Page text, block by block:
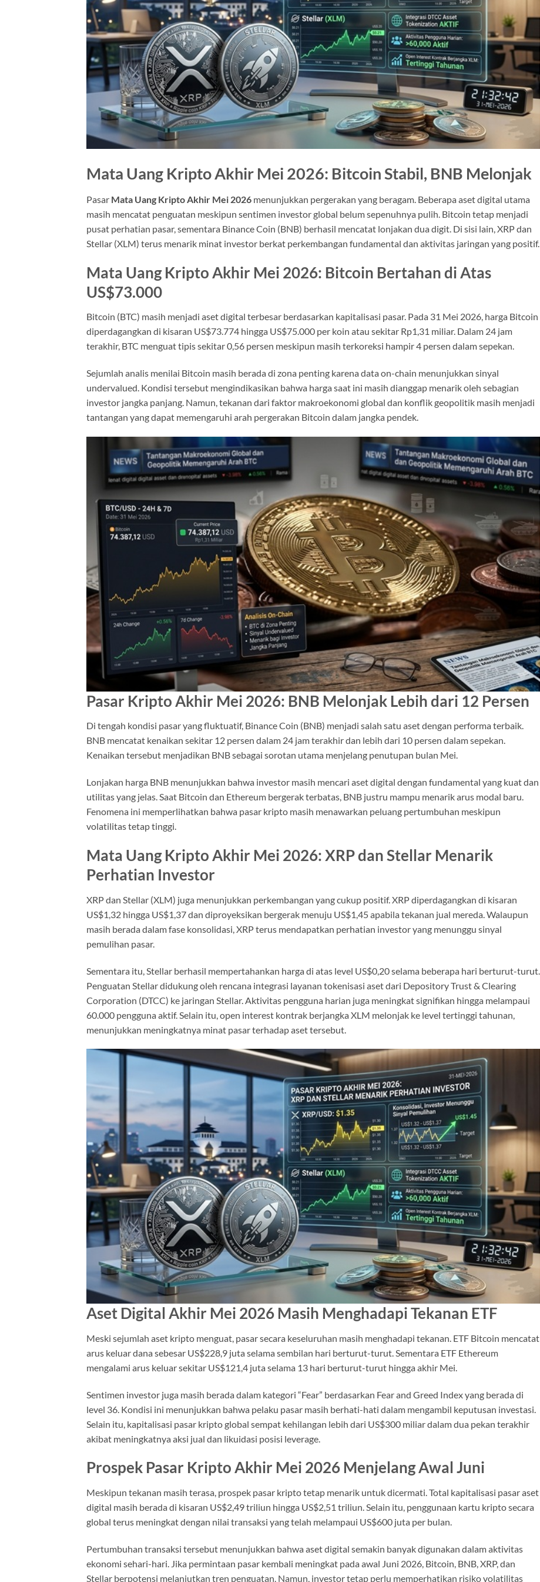
Mata Uang Kripto Akhir Mei 2026: Bitcoin Stabil, BNB Melonjak
Pasar Mata Uang Kripto Akhir Mei 2026 menunjukkan pergerakan yang beragam. Beberapa aset digital utama
masih mencatat penguatan meskipun sentimen investor global belum sepenuhnya pulih. Bitcoin tetap menjadi
pusat perhatian pasar, sementara Binance Coin (BNB) berhasil mencatat lonjakan dua digit. Di sisi lain, XRP dan
Stellar (XLM) terus menarik minat investor berkat perkembangan fundamental dan aktivitas jaringan yang positif.
Mata Uang Kripto Akhir Mei 2026: Bitcoin Bertahan di Atas
US$73.000
Bitcoin (BTC) masih menjadi aset digital terbesar berdasarkan kapitalisasi pasar. Pada 31 Mei 2026, harga Bitcoin
diperdagangkan di kisaran US$73.774 hingga US$75.000 per koin atau sekitar Rp1,31 miliar. Dalam 24 jam
terakhir, BTC menguat tipis sekitar 0,56 persen meskipun masih terkoreksi hampir 4 persen dalam sepekan.
Sejumlah analis menilai Bitcoin masih berada di zona penting karena data on-chain menunjukkan sinyal
undervalued. Kondisi tersebut mengindikasikan bahwa harga saat ini masih dianggap menarik oleh sebagian
investor jangka panjang. Namun, tekanan dari faktor makroekonomi global dan konflik geopolitik masih menjadi
tantangan yang dapat memengaruhi arah pergerakan Bitcoin dalam jangka pendek.
Pasar Kripto Akhir Mei 2026: BNB Melonjak Lebih dari 12 Persen
Di tengah kondisi pasar yang fluktuatif, Binance Coin (BNB) menjadi salah satu aset dengan performa terbaik.
BNB mencatat kenaikan sekitar 12 persen dalam 24 jam terakhir dan lebih dari 10 persen dalam sepekan.
Kenaikan tersebut menjadikan BNB sebagai sorotan utama menjelang penutupan bulan Mei.
Lonjakan harga BNB menunjukkan bahwa investor masih mencari aset digital dengan fundamental yang kuat dan
utilitas yang jelas. Saat Bitcoin dan Ethereum bergerak terbatas, BNB justru mampu menarik arus modal baru.
Fenomena ini memperlihatkan bahwa pasar kripto masih menawarkan peluang pertumbuhan meskipun
volatilitas tetap tinggi.
Mata Uang Kripto Akhir Mei 2026: XRP dan Stellar Menarik
Perhatian Investor
XRP dan Stellar (XLM) juga menunjukkan perkembangan yang cukup positif. XRP diperdagangkan di kisaran
US$1,32 hingga US$1,37 dan diproyeksikan bergerak menuju US$1,45 apabila tekanan jual mereda. Walaupun
masih berada dalam fase konsolidasi, XRP terus mendapatkan perhatian investor yang menunggu sinyal
pemulihan pasar.
Sementara itu, Stellar berhasil mempertahankan harga di atas level US$0,20 selama beberapa hari berturut-turut.
Penguatan Stellar didukung oleh rencana integrasi layanan tokenisasi aset dari Depository Trust & Clearing
Corporation (DTCC) ke jaringan Stellar. Aktivitas pengguna harian juga meningkat signifikan hingga melampaui
60.000 pengguna aktif. Selain itu, open interest kontrak berjangka XLM melonjak ke level tertinggi tahunan,
menunjukkan meningkatnya minat pasar terhadap aset tersebut.
Aset Digital Akhir Mei 2026 Masih Menghadapi Tekanan ETF
Meski sejumlah aset kripto menguat, pasar secara keseluruhan masih menghadapi tekanan. ETF Bitcoin mencatat
arus keluar dana sebesar US$228,9 juta selama sembilan hari berturut-turut. Sementara ETF Ethereum
mengalami arus keluar sekitar US$121,4 juta selama 13 hari berturut-turut hingga akhir Mei.
Sentimen investor juga masih berada dalam kategori “Fear” berdasarkan Fear and Greed Index yang berada di
level 36. Kondisi ini menunjukkan bahwa pelaku pasar masih berhati-hati dalam mengambil keputusan investasi.
Selain itu, kapitalisasi pasar kripto global sempat kehilangan lebih dari US$300 miliar dalam dua pekan terakhir
akibat meningkatnya aksi jual dan likuidasi posisi leverage.
Prospek Pasar Kripto Akhir Mei 2026 Menjelang Awal Juni
Meskipun tekanan masih terasa, prospek pasar kripto tetap menarik untuk dicermati. Total kapitalisasi pasar aset
digital masih berada di kisaran US$2,49 triliun hingga US$2,51 triliun. Selain itu, penggunaan kartu kripto secara
global terus meningkat dengan nilai transaksi yang telah melampaui US$600 juta per bulan.
Pertumbuhan transaksi tersebut menunjukkan bahwa aset digital semakin banyak digunakan dalam aktivitas
ekonomi sehari-hari. Jika permintaan pasar kembali meningkat pada awal Juni 2026, Bitcoin, BNB, XRP, dan
Stellar berpotensi melanjutkan tren penguatan. Namun, investor tetap perlu memperhatikan risiko volatilitas